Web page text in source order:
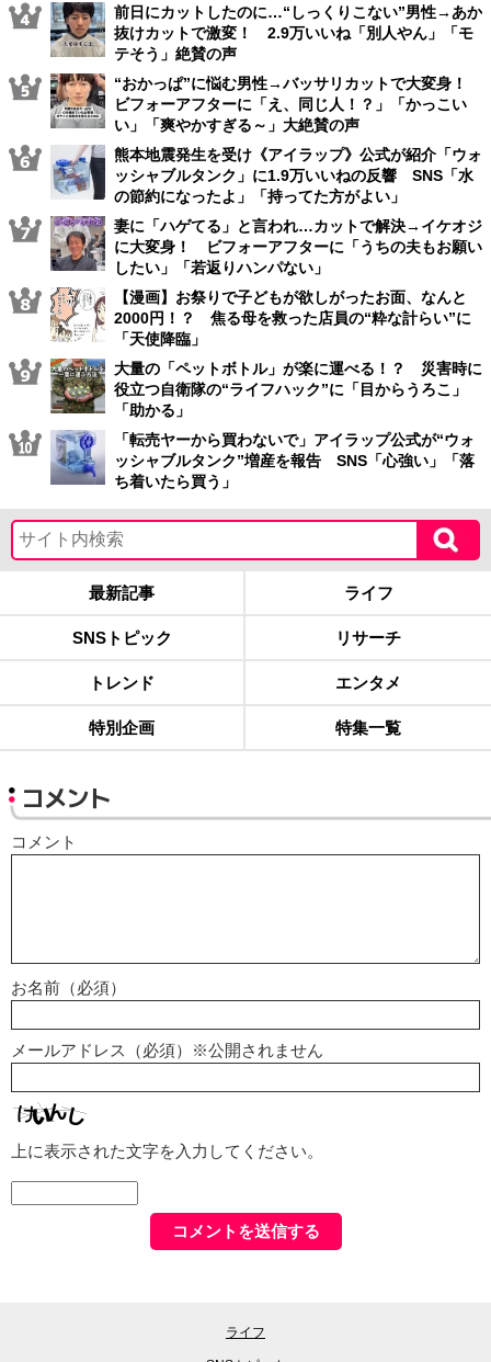
前日にカットしたのに…“しっくりこない”男性→あか
抜けカットで激変！ 2.9万いいね「別人やん」「モ
テそう」絶賛の声
“おかっぱ”に悩む男性→バッサリカットで大変身！
ビフォーアフターに「え、同じ人！？」「かっこい
い」「爽やかすぎる～」大絶賛の声
熊本地震発生を受け《アイラップ》公式が紹介「ウォ
ッシャブルタンク」に1.9万いいねの反響 SNS「水
の節約になったよ」「持ってた方がよい」
妻に「ハゲてる」と言われ…カットで解決→イケオジ
に大変身！ ビフォーアフターに「うちの夫もお願い
したい」「若返りハンパない」
【漫画】お祭りで子どもが欲しがったお面、なんと
2000円！？ 焦る母を救った店員の“粋な計らい”に
「天使降臨」
大量の「ペットボトル」が楽に運べる！？ 災害時に
役立つ自衛隊の“ライフハック”に「目からうろこ」
「助かる」
「転売ヤーから買わないで」アイラップ公式が“ウォ
ッシャブルタンク”増産を報告 SNS「心強い」「落
ち着いたら買う」
最新記事 ライフ
SNSトピック リサーチ
トレンド エンタメ
特別企画 特集一覧
コメント
コメント
お名前（必須）
メールアドレス（必須）※公開されません
上に表示された文字を入力してください。
ライフ